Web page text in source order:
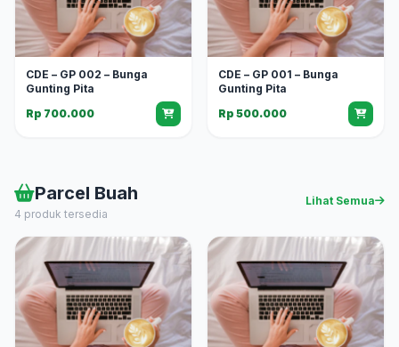
CDE – GP 002 – Bunga
Gunting Pita
Rp 700.000
CDE – GP 001 – Bunga
Gunting Pita
Rp 500.000
Parcel Buah
4 produk tersedia
Lihat Semua